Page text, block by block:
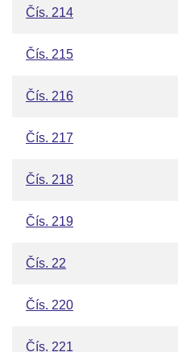
Čís. 214
Čís. 215
Čís. 216
Čís. 217
Čís. 218
Čís. 219
Čís. 22
Čís. 220
Čís. 221